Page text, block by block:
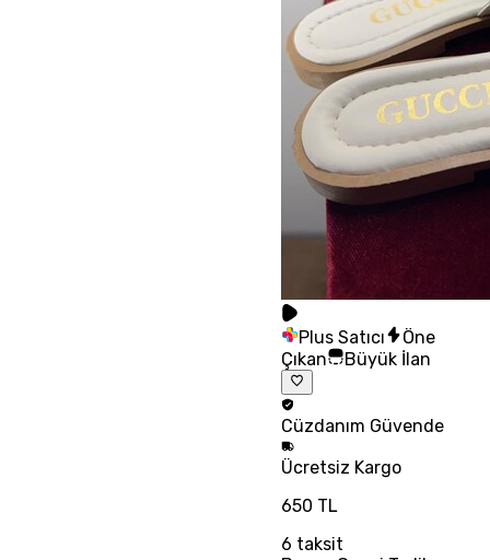
Plus Satıcı
Öne
Çıkan
Büyük İlan
Cüzdanım Güvende
Ücretsiz Kargo
650 TL
6 taksit